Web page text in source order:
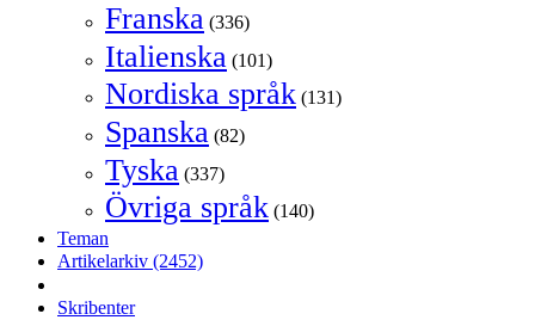
Franska (336)
Italienska (101)
Nordiska språk (131)
Spanska (82)
Tyska (337)
Övriga språk (140)
Teman
Artikelarkiv (2452)
Skribenter